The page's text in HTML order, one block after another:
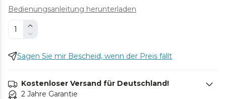
Bedienungsanleitung herunterladen
Sagen Sie mir Bescheid, wenn der Preis fällt
Kostenloser Versand für Deutschland!
2 Jahre Garantie